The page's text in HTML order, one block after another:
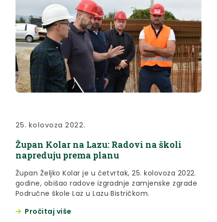
25. kolovoza 2022.
Župan Kolar na Lazu: Radovi na školi
napreduju prema planu
Župan Željko Kolar je u četvrtak, 25. kolovoza 2022.
godine, obišao radove izgradnje zamjenske zgrade
Područne škole Laz u Lazu Bistričkom.
Pročitaj više